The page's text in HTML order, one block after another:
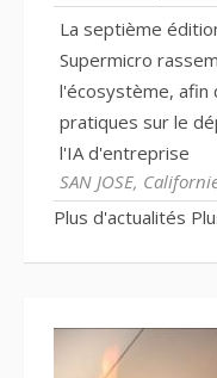
La septième
Supermicro
l'écosystème, afin
pratiques sur le
l'IA d'entreprise
SAN JOSE,
Plus d'actualités